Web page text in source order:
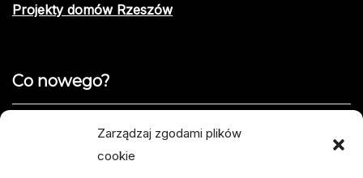
Zarządzaj zgodami plików
cookie
Projekty domów Rzeszów
Co nowego?
Jak opisać usterkę telefonu w formularzu naprawy
Projekty domów do 100 m² – jak zmieścić wszystko,